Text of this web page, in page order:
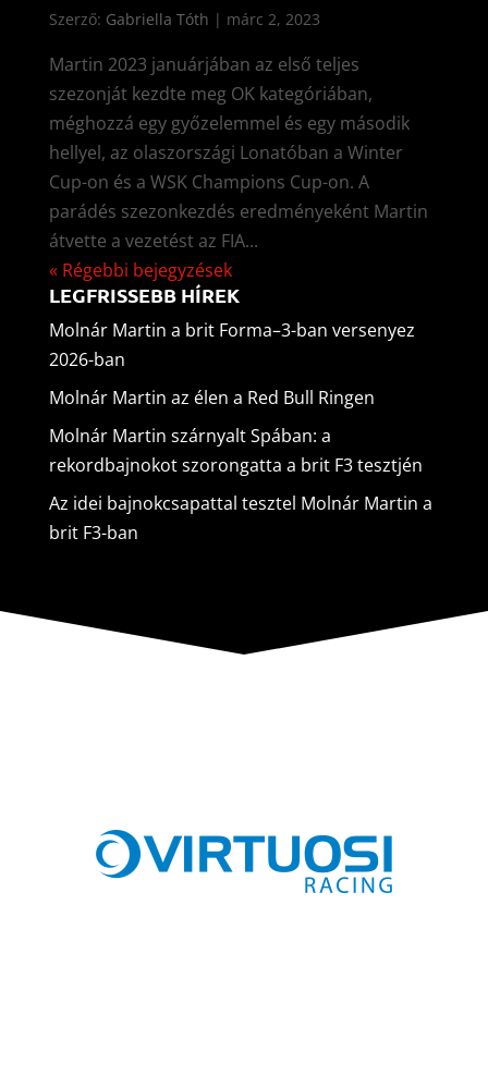
Szerző: Gabriella Tóth | márc 2, 2023
Martin 2023 januárjában az első teljes
szezonját kezdte meg OK kategóriában,
méghozzá egy győzelemmel és egy második
hellyel, az olaszországi Lonatóban a Winter
Cup-on és a WSK Champions Cup-on. A
parádés szezonkezdés eredményeként Martin
átvette a vezetést az FIA...
« Régebbi bejegyzések
LEGFRISSEBB HÍREK
Molnár Martin a brit Forma–3-ban versenyez
2026-ban
Molnár Martin az élen a Red Bull Ringen
Molnár Martin szárnyalt Spában: a
rekordbajnokot szorongatta a brit F3 tesztjén
Az idei bajnokcsapattal tesztel Molnár Martin a
brit F3-ban